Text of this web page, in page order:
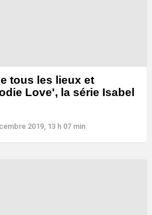
tous les lieux et
Love', la série Isabel
2019, 13 h 07 min